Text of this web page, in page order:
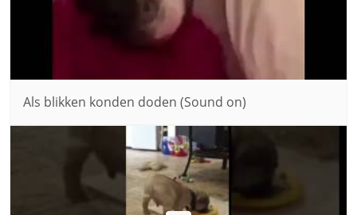
Als blikken konden doden (Sound on)